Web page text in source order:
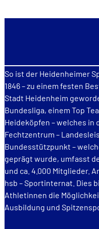
So ist der Heidenheimer
1846 – zu einem festen
Stadt Heidenheim
Bundesliga, einem Top
Heideköpfen – welches in
Fechtzentrum –
Bundesstützpunkt –
geprägt wurde, umfasst
und ca. 4.000 Mitglieder.
hsb – ­Sportinternat. Dies
Athletinnen die
Ausbildung und